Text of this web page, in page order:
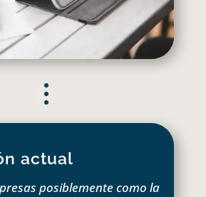
actual
posiblemente como la